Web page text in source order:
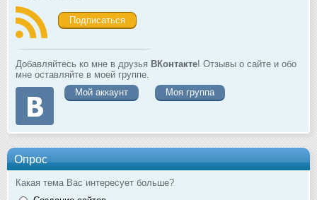
Подписаться
Добавляйтесь ко мне в друзья ВКонтакте! Отзывы о сайте и обо
мне оставляйте в моей группе.
Мой аккаунт
Моя группа
Опрос
Какая тема Вас интересует больше?